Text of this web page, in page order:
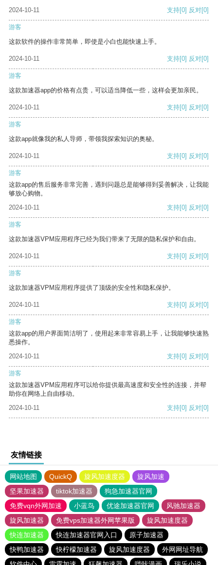
2024-10-11 支持[0] 反对[0]
游客
这款软件的操作非常简单，即使是小白也能快速上手。
2024-10-11 支持[0] 反对[0]
游客
这款加速器app的价格有点贵，可以适当降低一些，这样会更加亲民。
2024-10-11 支持[0] 反对[0]
游客
这款app就像我的私人导师，带领我探索知识的奥秘。
2024-10-11 支持[0] 反对[0]
游客
这款app的售后服务非常完善，遇到问题总是能够得到妥善解决，让我能
够放心购物。
2024-10-11
支持[0] 反对[0]
游客
这款加速器VPM应用程序已经为我们带来了无限的隐私保护和自由。
2024-10-11 支持[0] 反对[0]
游客
这款加速器VPM应用程序提供了顶级的安全性和隐私保护。
2024-10-11 支持[0] 反对[0]
游客
这款app的用户界面简洁明了，使用起来非常容易上手，让我能够快速熟
悉操作。
2024-10-11
支持[0] 反对[0]
游客
这款加速器VPM应用程序可以给你提供最高速度和安全性的连接，并帮
助你在网络上自由移动。
2024-10-11
支持[0] 反对[0]
友情链接
网站地图 QuickQ 旋风加速度器
旋风加速
坚果加速器
tiktok加速器
狗急加速器官网
免费vqn外网加速
小蓝鸟 优途加速器官网
风驰加速器
旋风加速器
免费vps加速器外网苹果版
旋风加速度器
快连加速器
快连加速器官网入口
原子加速器
快鸭加速器
快柠檬加速器 旋风加速度器
外网网址导航